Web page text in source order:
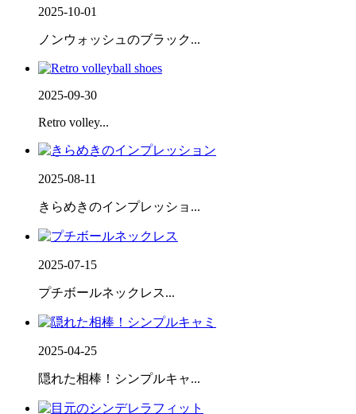
2025-10-01
ノンウォッシュのブラック...
2025-09-30
Retro volley...
2025-08-11
きらめきのインプレッショ...
2025-07-15
プチボールネックレス...
2025-04-25
隠れた相棒！シンプルキャ...